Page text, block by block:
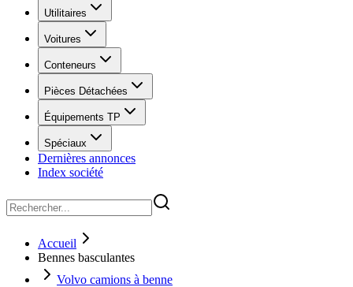
Utilitaires
Voitures
Conteneurs
Pièces Détachées
Équipements TP
Spéciaux
Dernières annonces
Index société
Accueil
Bennes basculantes
Volvo camions à benne